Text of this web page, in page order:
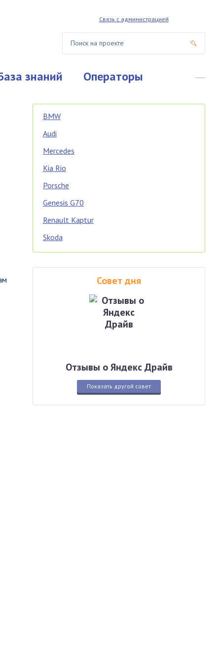
Связь с администрацией
знаний Операторы
BMW
Audi
Mercedes
Kia Rio
Porsche
Genesis G70
Renault Kaptur
Skoda
Совет дня
Отзывы о Яндекс Драйв
Показать другой совет